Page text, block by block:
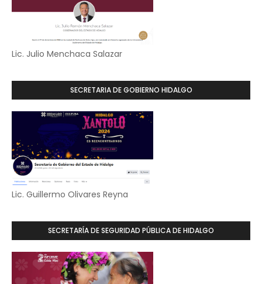
Lic. Julio Menchaca Salazar
SECRETARIA DE GOBIERNO HIDALGO
Lic. Guillermo Olivares Reyna
SECRETARÍA DE SEGURIDAD PÚBLICA DE HIDALGO